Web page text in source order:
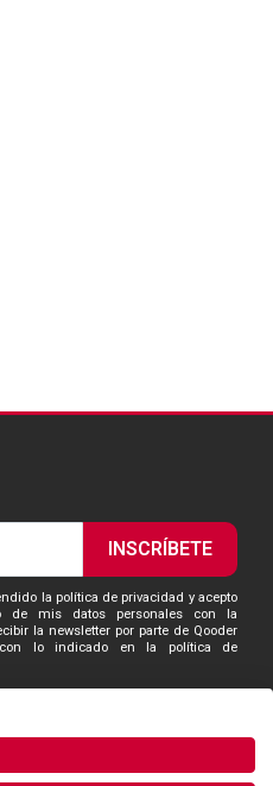
INSCRÍBETE
la política de privacidad y acepto
de mis datos personales con la
la newsletter por parte de Qooder
lo indicado en la política de